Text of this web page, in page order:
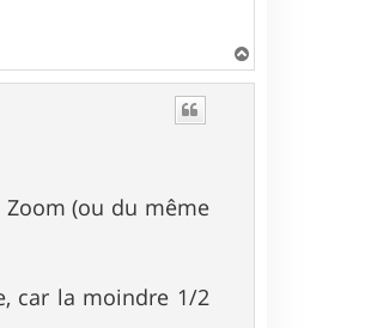
a
Zoom (ou du même
car la moindre 1/2